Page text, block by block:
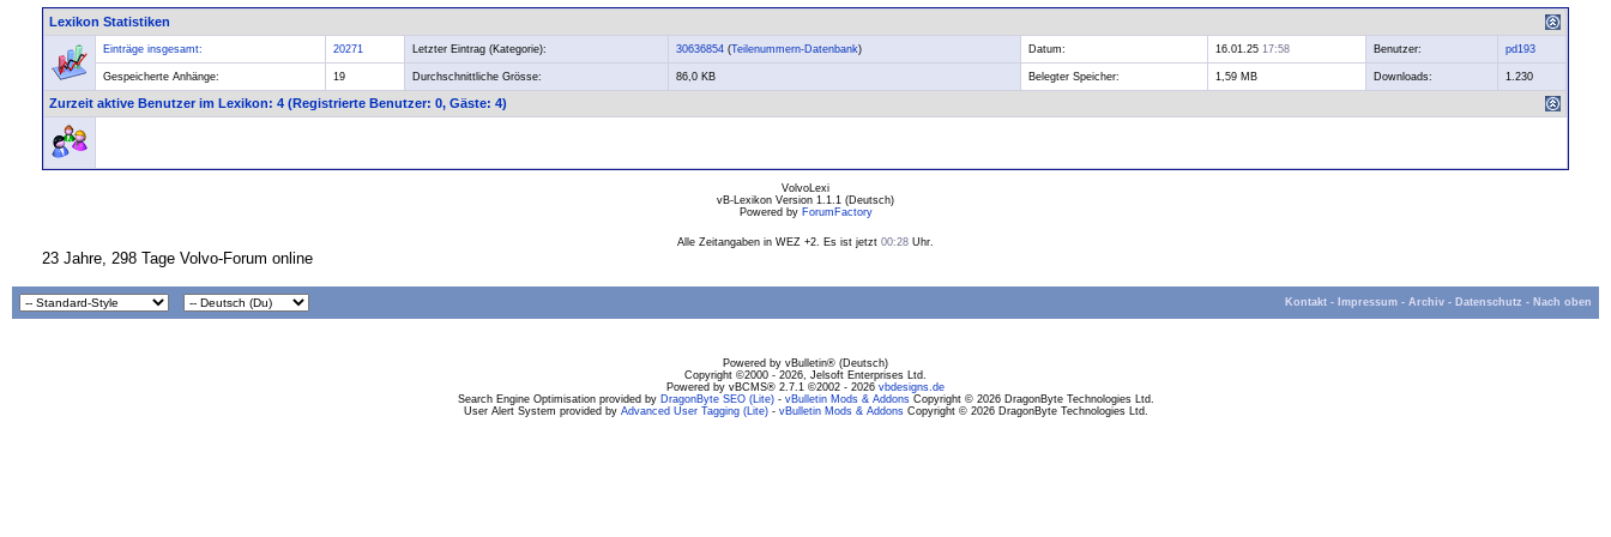
Lexikon Statistiken
Einträge insgesamt: 20271 Letzter Eintrag (Kategorie): 30636854 (Teilenummern-Datenbank) Datum: 16.01.25 17:58 Benutzer: pd193
Gespeicherte Anhänge: 19 Durchschnittliche Grösse: 86,0 KB Belegter Speicher: 1,59 MB Downloads: 1.230
Zurzeit aktive Benutzer im Lexikon: 4 (Registrierte Benutzer: 0, Gäste: 4)
VolvoLexi
vB-Lexikon Version 1.1.1 (Deutsch)
Powered by ForumFactory
Alle Zeitangaben in WEZ +2. Es ist jetzt 00:28 Uhr.
23 Jahre, 298 Tage Volvo-Forum online
Kontakt - Impressum - Archiv - Datenschutz - Nach oben
Powered by vBulletin® (Deutsch)
Copyright ©2000 - 2026, Jelsoft Enterprises Ltd.
Powered by vBCMS® 2.7.1 ©2002 - 2026 vbdesigns.de
Search Engine Optimisation provided by DragonByte SEO (Lite)- vBulletin Mods & AddonsCopyright © 2026 DragonByte Technologies Ltd.
User Alert System provided by Advanced User Tagging (Lite)- vBulletin Mods & AddonsCopyright © 2026 DragonByte Technologies Ltd.